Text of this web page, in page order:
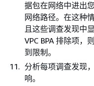
据包在网络中进出
网络路径。在这种
且这些调查发现中
VPC BPA 排除项，
到限制。
分析每项调查发现
响。